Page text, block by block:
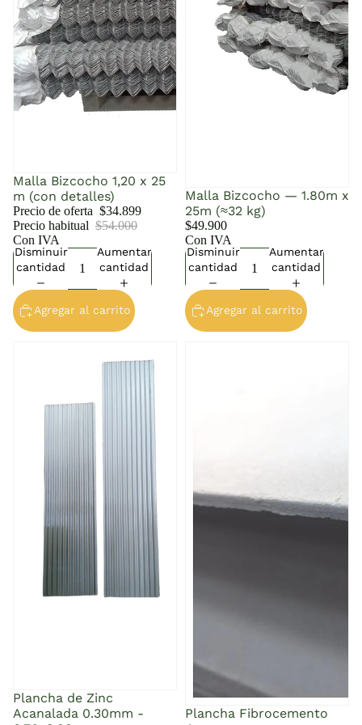
Malla Bizcocho 1,20 x 25
m (con detalles)
Precio de oferta $34.899
Precio habitual $54.000
Con IVA
Disminuir
cantidad
Aumentar
cantidad
Agregar al carrito
Malla Bizcocho — 1.80m x
25m (≈32 kg)
$49.900
Con IVA
Disminuir
cantidad
Aumentar
cantidad
Agregar al carrito
0.30mm - 0.76x3.00m
Plancha de Zinc
Acanalada 0.30mm -
Plancha Fibrocemento